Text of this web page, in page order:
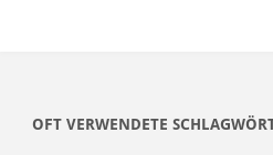
OFT VERWENDETE